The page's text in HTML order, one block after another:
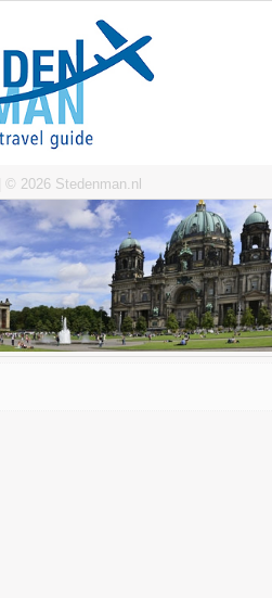
| © 2026 Stedenman.nl